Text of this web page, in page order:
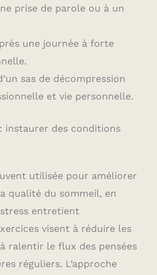
prise de parole ou à un
une journée à forte
sas de décompression
et vie personnelle.
instaurer des conditions
utilisée pour améliorer
qualité du sommeil, en
entretient
visent à réduire les
ralentir le flux des pensées
réguliers. L’approche